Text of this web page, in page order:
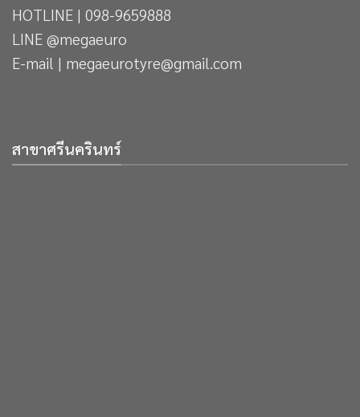
HOTLINE | 098-9659888
LINE @megaeuro
E-mail | megaeurotyre@gmail.com
สาขาศรีนครินทร์